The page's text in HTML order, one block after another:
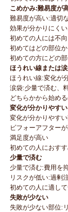
こめかみ:難易度が
難易度が高い:適切
効果が分かりにく
初めての人には不向
初めてはどの部位
初めての方にどの
ほうれい線または
ほうれい線:変化が
涙袋:少量で済む、
どちらかから始め
変化が分かりやすい
変化が分かりやす
ビフォーアフター
満足度が高い
初めての人におす
少量で済む
少量で済む:費用を
リスクが低い:過剰
初めての人に適し
失敗が少ない
失敗が少ない部位: